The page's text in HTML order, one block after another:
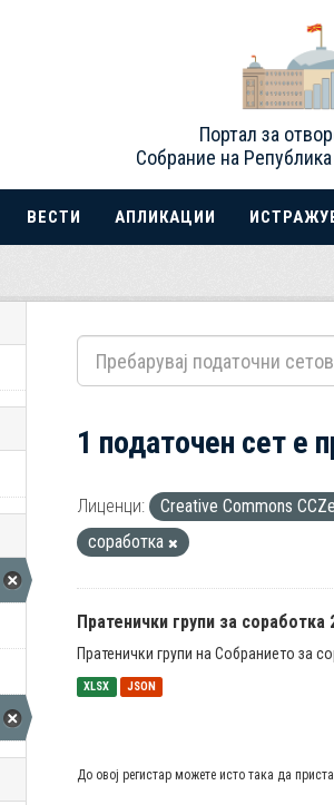
Портал за
Собрание на
ВЕСТИ АПЛИКАЦИИ
1 податочен сет е
Лиценци: Creative Commons
соработка
Пратенички групи за соработка
Пратенички групи на Собранието за
XLSX JSON
До овој регистар можете исто така да